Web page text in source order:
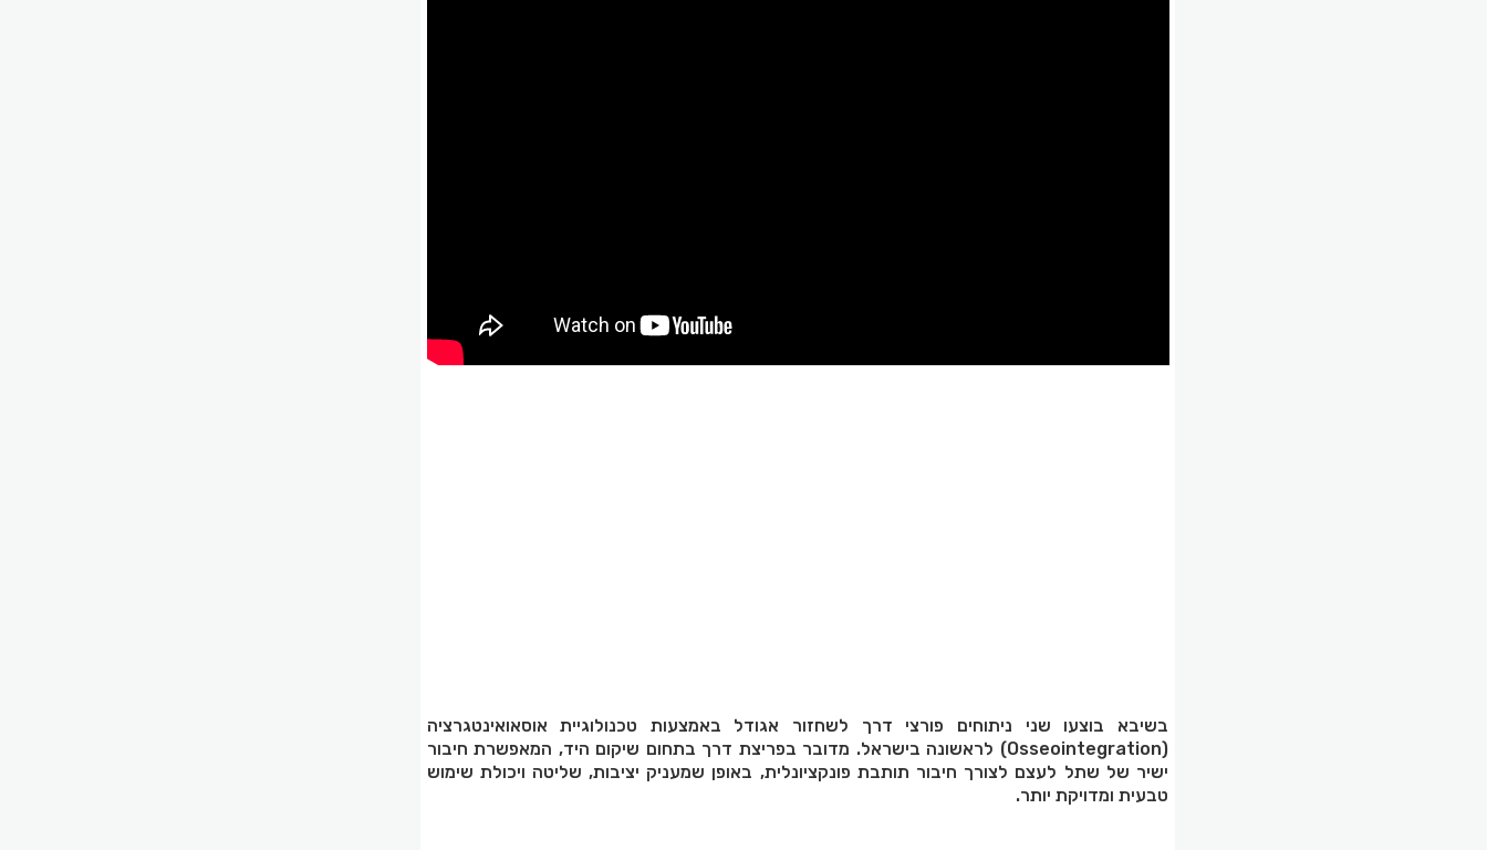
בשיבא בוצעו שני ניתוחים פורצי דרך לשחזור אגודל באמצעות טכנולוגיית אוסאואינטגרציה
(Osseointegration) לראשונה בישראל. מדובר בפריצת דרך בתחום שיקום היד, המאפשרת חיבור
ישיר של שתל לעצם לצורך חיבור תותבת פונקציונלית, באופן שמעניק יציבות, שליטה ויכולת שימוש
טבעית ומדויקת יותר.